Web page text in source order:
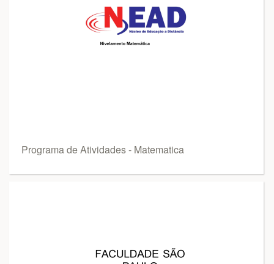
Programa de Atividades - Matematica